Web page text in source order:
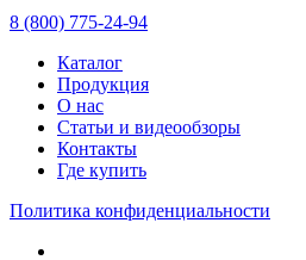
8 (800) 775-24-94
Каталог
Продукция
О нас
Статьи и видеообзоры
Контакты
Где купить
Политика конфиденциальности